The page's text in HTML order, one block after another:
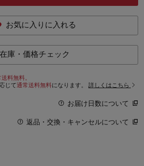
お気に入りに入れる
在庫・価格チェック
料無料。
じて通常送料無料になります。 詳しくはこちら
お届け日数について
返品・交換・キャンセルについて